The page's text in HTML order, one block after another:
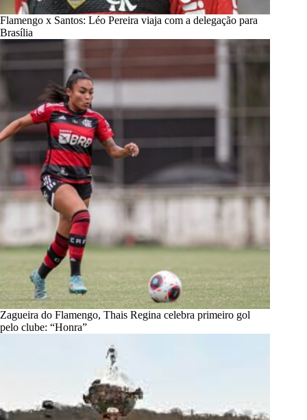
Flamengo x Santos: Léo Pereira viaja com a delegação para
Brasília
Zagueira do Flamengo, Thais Regina celebra primeiro gol
pelo clube: “Honra”